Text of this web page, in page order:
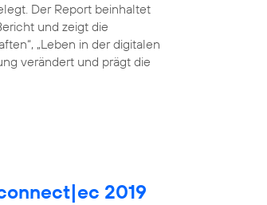
Der Report beinhaltet
und zeigt die
„Leben in der digitalen
verändert und prägt die
2019